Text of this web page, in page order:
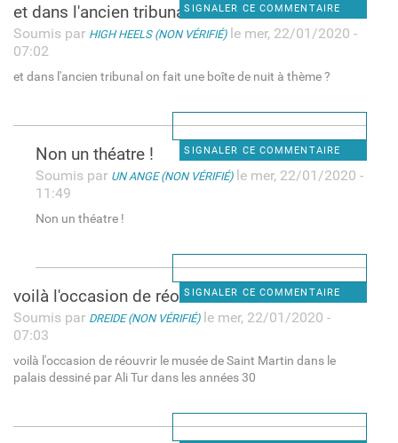
SIGNALER CE COMMENTAIRE
et dans l'ancien tribunal on
Soumis par HIGH HEELS (NON VÉRIFIÉ)le mer, 22/01/2020 -
07:02
et dans l'ancien tribunal on fait une boîte de nuit à thème ?
SIGNALER CE COMMENTAIRE
Non un théatre !
Soumis par UN ANGE (NON VÉRIFIÉ)le mer, 22/01/2020 -
11:49
Non un théatre !
SIGNALER CE COMMENTAIRE
voilà l'occasion de réouvrir
Soumis par DREIDE (NON VÉRIFIÉ)le mer, 22/01/2020 -
07:03
voilà l'occasion de réouvrir le musée de Saint Martin dans le
palais dessiné par Ali Tur dans les années 30